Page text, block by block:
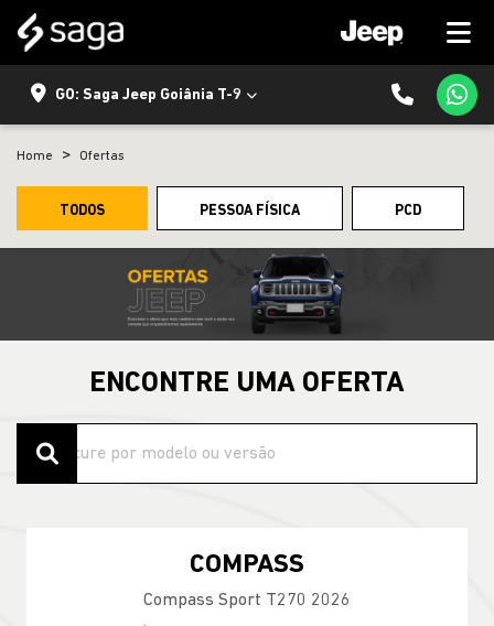
GO: Saga Jeep Goiânia T-9
Home Ofertas
TODOS PESSOA FÍSICA PCD
ENCONTRE UMA OFERTA
COMPASS
Compass Sport T270 2026